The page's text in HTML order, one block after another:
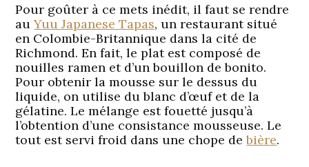
Pour goûter à ce mets inédit, il faut se rendre
auYuu Japanese Tapas, un restaurant situé
en Colombie-Britannique dans la cité de
Richmond. En fait, le plat est composé de
nouilles ramen et d’un bouillon de bonito.
Pour obtenir la mousse sur le dessus du
liquide, on utilise du blanc d’œuf et de la
gélatine. Le mélange est fouetté jusqu’à
l’obtention d’une consistance mousseuse. Le
tout est servi froid dans une chope debière.